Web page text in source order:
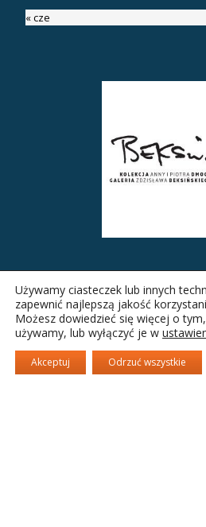
« cze
Używamy ciasteczek lub innych
zapewnić najlepszą jakość
Możesz dowiedzieć się więcej o
używamy, lub wyłączyć je w
Akceptuj Odrzuć wszystkie